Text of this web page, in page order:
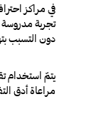
في مراكز
تجربة
دون التسبب
يتمّ استخدام
مراعاة أدق